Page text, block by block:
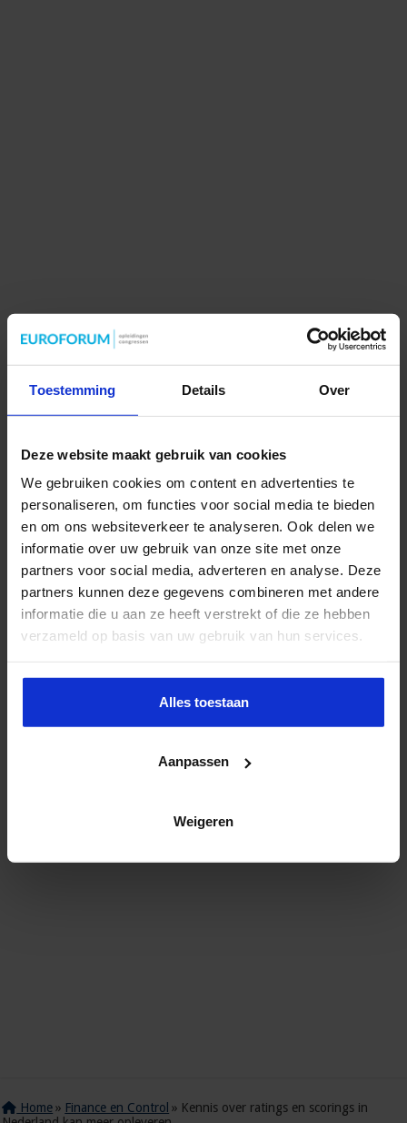
Toestemming Details Over
Deze website maakt gebruik van cookies
We gebruiken cookies om content en advertenties te
personaliseren, om functies voor social media te bieden
en om ons websiteverkeer te analyseren. Ook delen we
informatie over uw gebruik van onze site met onze
partners voor social media, adverteren en analyse. Deze
partners kunnen deze gegevens combineren met andere
informatie die u aan ze heeft verstrekt of die ze hebben
verzameld op basis van uw gebruik van hun services.
Alles toestaan
Aanpassen
Weigeren
Home » Finance en Control » Kennis over ratings en scorings in